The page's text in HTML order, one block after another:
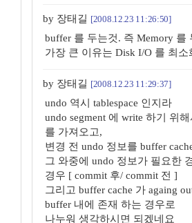
by 장태길 [2008.12.23 11:26:50]
buffer 를 두는것. 즉 Memory 를
가장 큰 이유는 Disk I/O 를 최소
by 장태길 [2008.12.23 11:29:37]
undo 역시 tablespace 인지라
undo segment 에 write 하기 위
를 가져오고,
변경 전 undo 정보를 buffer
그 와중에 undo 정보가 필요한
경우 [ commit 후/ commit 전 ]
그리고 buffer cache 가 againg
buffer 내에 존재 하는 경우로
나누워 생각하시면 되겠네요